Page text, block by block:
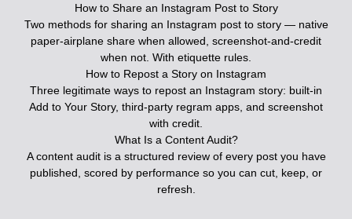
How to Share an Instagram Post to Story
Two methods for sharing an Instagram post to story — native
paper-airplane share when allowed, screenshot-and-credit
when not. With etiquette rules.
How to Repost a Story on Instagram
Three legitimate ways to repost an Instagram story: built-in
Add to Your Story, third-party regram apps, and screenshot
with credit.
What Is a Content Audit?
A content audit is a structured review of every post you have
published, scored by performance so you can cut, keep, or
refresh.